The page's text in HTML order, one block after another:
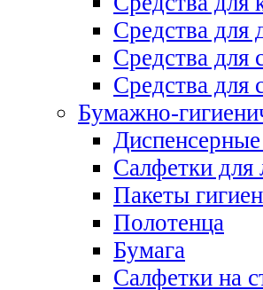
Средства для
Средства для
Средства для
Бумажно-
Салфетки для
Пакеты
Полотенца
Бумага
Салфетки на